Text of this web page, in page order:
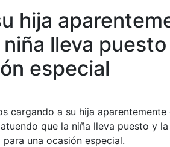
hija
lleva
especial
cargando a su hija aparentemente
que la niña lleva puesto y
una ocasión especial.